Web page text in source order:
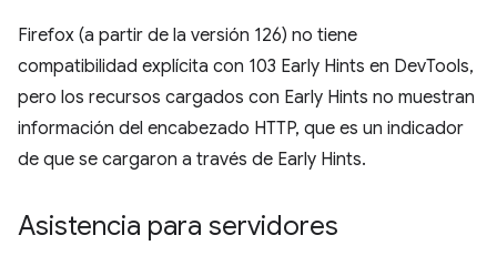
Firefox (a partir de la versión 126) no tiene
compatibilidad explícita con 103 Early Hints en DevTools,
pero los recursos cargados con Early Hints no muestran
información del encabezado HTTP, que es un indicador
de que se cargaron a través de Early Hints.
Asistencia para servidores